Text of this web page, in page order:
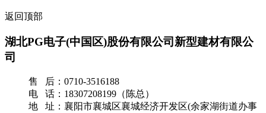
返回顶部
湖北PG电子(中国区)股份有限公司新型建材有限公
司
售 后：0710-3516188
电 话：18307208199（陈总）
地 址：襄阳市襄城区襄城经济开发区(余家湖街道办事